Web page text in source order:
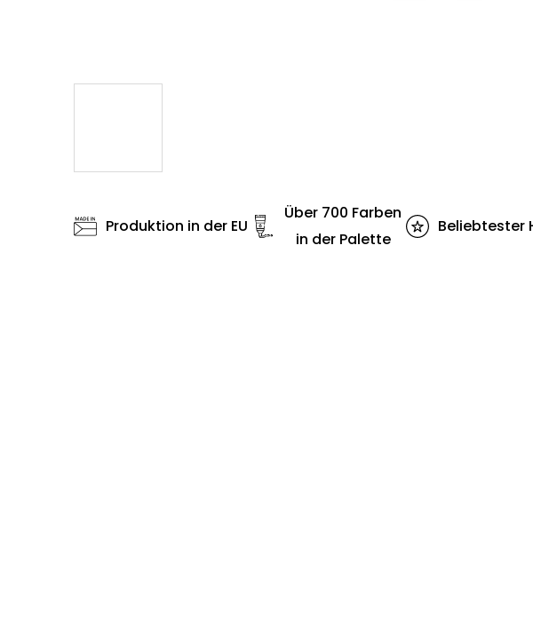
Produktion in der EU
Über 700 Farben
in der Palette
Beliebtester